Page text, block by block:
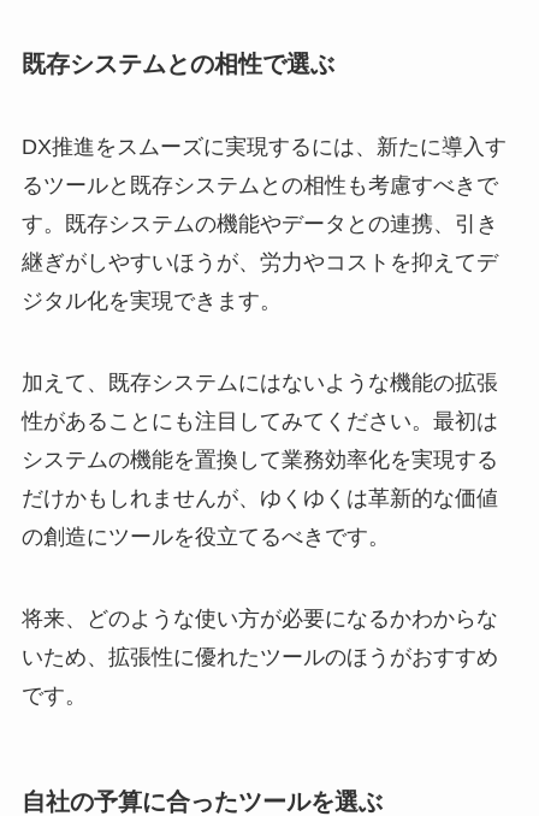
既存システムとの相性で選ぶ
DX推進をスムーズに実現するには、新たに導入す
るツールと既存システムとの相性も考慮すべきで
す。既存システムの機能やデータとの連携、引き
継ぎがしやすいほうが、労力やコストを抑えてデ
ジタル化を実現できます。
加えて、既存システムにはないような機能の拡張
性があることにも注目してみてください。最初は
システムの機能を置換して業務効率化を実現する
だけかもしれませんが、ゆくゆくは革新的な価値
の創造にツールを役立てるべきです。
将来、どのような使い方が必要になるかわからな
いため、拡張性に優れたツールのほうがおすすめ
です。
自社の予算に合ったツールを選ぶ